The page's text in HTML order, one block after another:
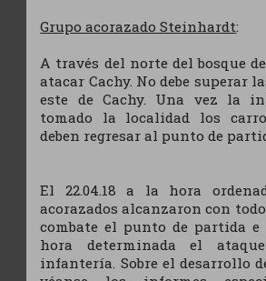
Grupo acorazado Steinhardt:
A través del norte del bosque
atacar Cachy. No debe superar
este de Cachy. Una vez la
tomado la localidad los
deben regresar al punto de
El 22.04.18 a la hora
acorazados alcanzaron con
combate el punto de partida
hora determinada el
infantería. Sobre el desarrollo